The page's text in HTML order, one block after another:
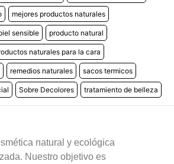
mejores productos naturales
sensible producto natural
naturales para la cara
remedios naturales sacos termicos
Sobre Decolores tratamiento de belleza
natural y ecológica
Nuestro objetivo es